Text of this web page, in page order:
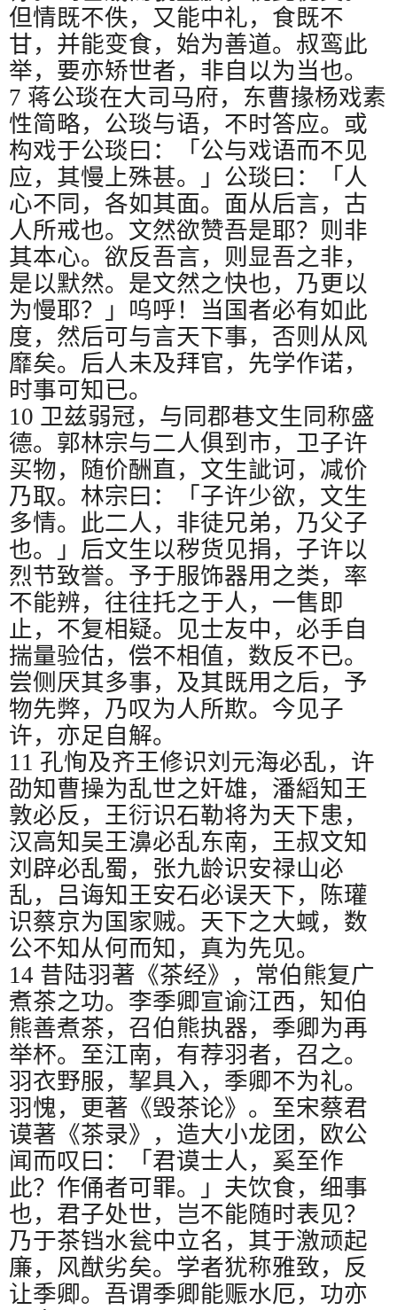
但情既不佚，又能中礼，食既不
甘，并能变食，始为善道。叔鸾此
举，要亦矫世者，非自以为当也。
7 蒋公琰在大司马府，东曹掾杨戏素
性简略，公琰与语，不时答应。或
构戏于公琰曰：「公与戏语而不见
应，其慢上殊甚。」公琰曰：「人
心不同，各如其面。面从后言，古
人所戒也。文然欲赞吾是耶？则非
其本心。欲反吾言，则显吾之非，
是以默然。是文然之快也，乃更以
为慢耶？」呜呼！当国者必有如此
度，然后可与言天下事，否则从风
靡矣。后人未及拜官，先学作诺，
时事可知已。
10 卫兹弱冠，与同郡巷文生同称盛
德。郭林宗与二人俱到市，卫子许
买物，随价酬直，文生訿诃，减价
乃取。林宗曰：「子许少欲，文生
多情。此二人，非徒兄弟，乃父子
也。」后文生以秽货见捐，子许以
烈节致誉。予于服饰器用之类，率
不能辨，往往托之于人，一售即
止，不复相疑。见士友中，必手自
揣量验估，偿不相值，数反不已。
尝侧厌其多事，及其既用之后，予
物先弊，乃叹为人所欺。今见子
许，亦足自解。
11 孔恂及齐王修识刘元海必乱，许
劭知曹操为乱世之奸雄，潘縚知王
敦必反，王衍识石勒将为天下患，
汉高知吴王濞必乱东南，王叔文知
刘辟必乱蜀，张九龄识安禄山必
乱，吕诲知王安石必误天下，陈瓘
识蔡京为国家贼。天下之大蜮，数
公不知从何而知，真为先见。
14 昔陆羽著《茶经》，常伯熊复广
煮茶之功。李季卿宣谕江西，知伯
熊善煮茶，召伯熊执器，季卿为再
举杯。至江南，有荐羽者，召之。
羽衣野服，挈具入，季卿不为礼。
羽愧，更著《毁茶论》。至宋蔡君
谟著《茶录》，造大小龙团，欧公
闻而叹曰：「君谟士人，奚至作
此？作俑者可罪。」夫饮食，细事
也，君子处世，岂不能随时表见？
乃于茶铛水瓮中立名，其于激顽起
廉，风猷劣矣。学者犹称雅致，反
让季卿。吾谓季卿能赈水厄，功亦